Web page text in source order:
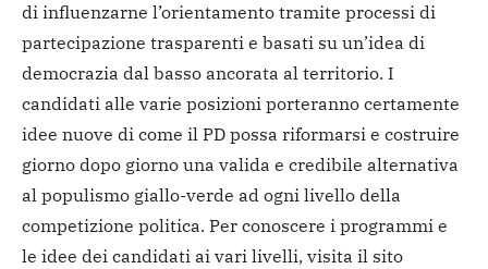
di influenzarne l’orientamento tramite processi di
partecipazione trasparenti e basati su un’idea di
democrazia dal basso ancorata al territorio. I
candidati alle varie posizioni porteranno certamente
idee nuove di come il PD possa riformarsi e costruire
giorno dopo giorno una valida e credibile alternativa
al populismo giallo-verde ad ogni livello della
competizione politica. Per conoscere i programmi e
le idee dei candidati ai vari livelli, visita il sito